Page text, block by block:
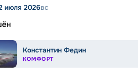
июля 2026вс
Константин Федин
КОМФОРТ